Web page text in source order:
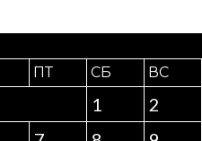
ПТ СБ ВС
1
2